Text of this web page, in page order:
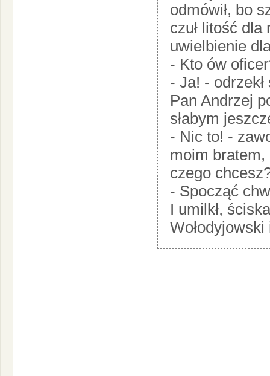
odmówił, bo
czuł litość
uwielbienie
- Kto ów
- Ja! -
Pan Andrzej
słabym
- Nic to! -
moim
czego
- Spocząć
I umilkł,